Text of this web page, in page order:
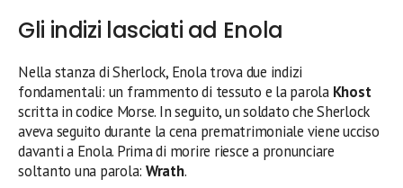
Gli indizi lasciati ad Enola
Nella stanza di Sherlock, Enola trova due indizi
fondamentali: un frammento di tessuto e la parola Khost
scritta in codice Morse. In seguito, un soldato che Sherlock
aveva seguito durante la cena prematrimoniale viene ucciso
davanti a Enola. Prima di morire riesce a pronunciare
soltanto una parola: Wrath.